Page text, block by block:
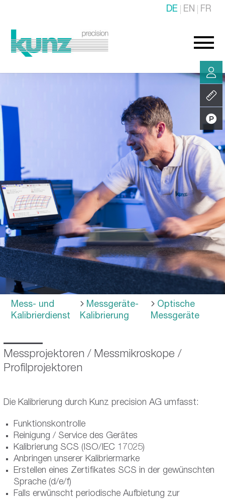
DE EN FR
Mess- und
Kalibrierdienst
Messgeräte-
Kalibrierung
Optische
Messgeräte
Messprojektoren / Messmikroskope /
Profilprojektoren
Die Kalibrierung durch Kunz precision AG umfasst:
Funktionskontrolle
Reinigung / Service des Gerätes
Kalibrierung SCS (ISO/IEC 17025)
Anbringen unserer Kalibriermarke
Erstellen eines Zertifikates SCS in der gewünschten
Sprache (d/e/f)
Falls erwünscht periodische Aufbietung zur